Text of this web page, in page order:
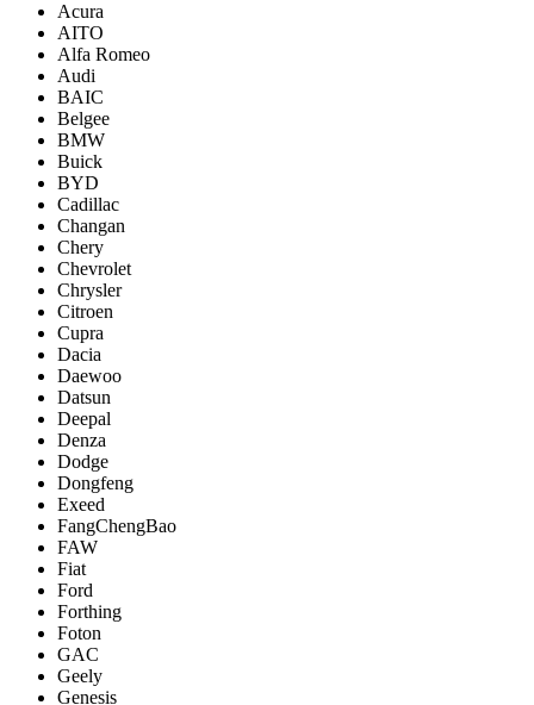
Acura
AITO
Alfa Romeo
Audi
BAIC
Belgee
BMW
Buick
BYD
Cadillac
Changan
Chery
Chevrolet
Chrysler
Citroen
Cupra
Dacia
Daewoo
Datsun
Deepal
Denza
Dodge
Dongfeng
Exeed
FangChengBao
FAW
Fiat
Ford
Forthing
Foton
GAC
Geely
Genesis